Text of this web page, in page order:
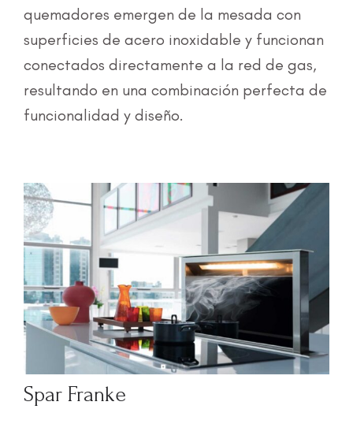
quemadores emergen de la mesada con
superficies de acero inoxidable y funcionan
conectados directamente a la red de gas,
resultando en una combinación perfecta de
funcionalidad y diseño.
Spar Franke